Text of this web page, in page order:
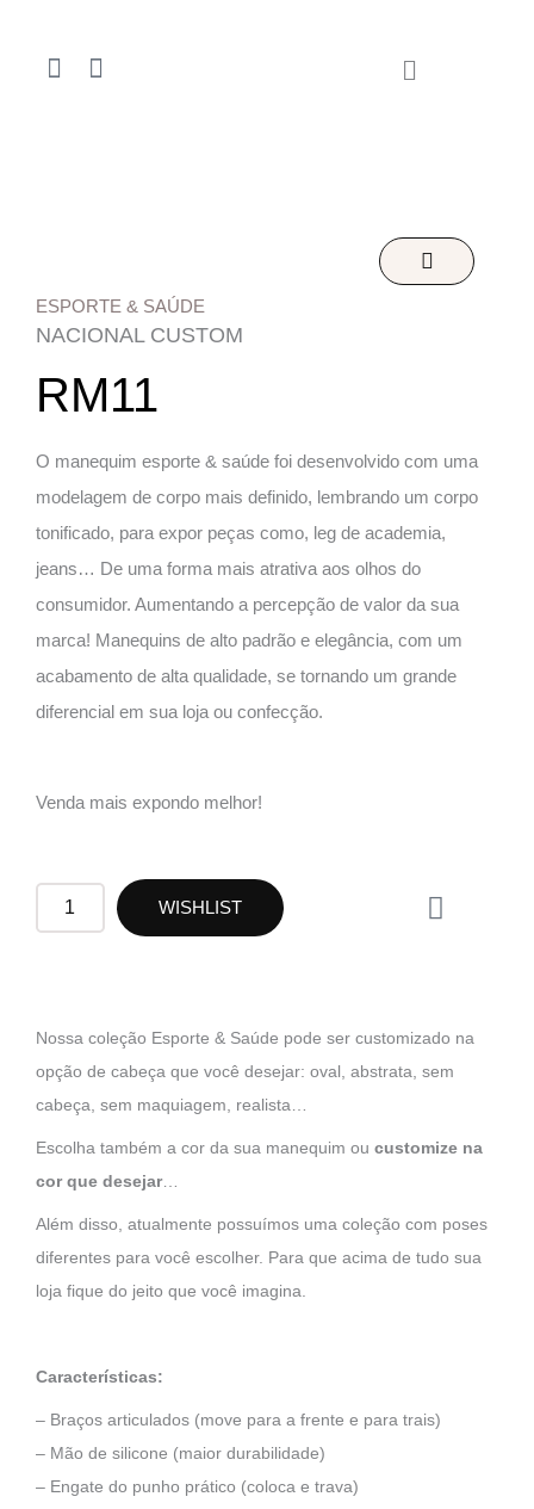
F
f
I
ESPORTE & SAÚDE
NACIONAL CUSTOM
RM11
O manequim esporte & saúde foi desenvolvido com uma
modelagem de corpo mais definido, lembrando um corpo
tonificado, para expor peças como, leg de academia,
jeans… De uma forma mais atrativa aos olhos do
consumidor. Aumentando a percepção de valor da sua
marca! Manequins de alto padrão e elegância, com um
acabamento de alta qualidade, se tornando um grande
diferencial em sua loja ou confecção.
Venda mais expondo melhor!
RM11
quantidade
WISHLIST
W
h
a
p
Nossa coleção Esporte & Saúde pode ser customizado na
opção de cabeça que você desejar: oval, abstrata, sem
cabeça, sem maquiagem, realista…
Escolha também a cor da sua manequim ou customize na
cor que desejar…
Além disso, atualmente possuímos uma coleção com poses
diferentes para você escolher. Para que acima de tudo sua
loja fique do jeito que você imagina.
Características:
– Braços articulados (move para a frente e para trais)
– Mão de silicone (maior durabilidade)
– Engate do punho prático (coloca e trava)